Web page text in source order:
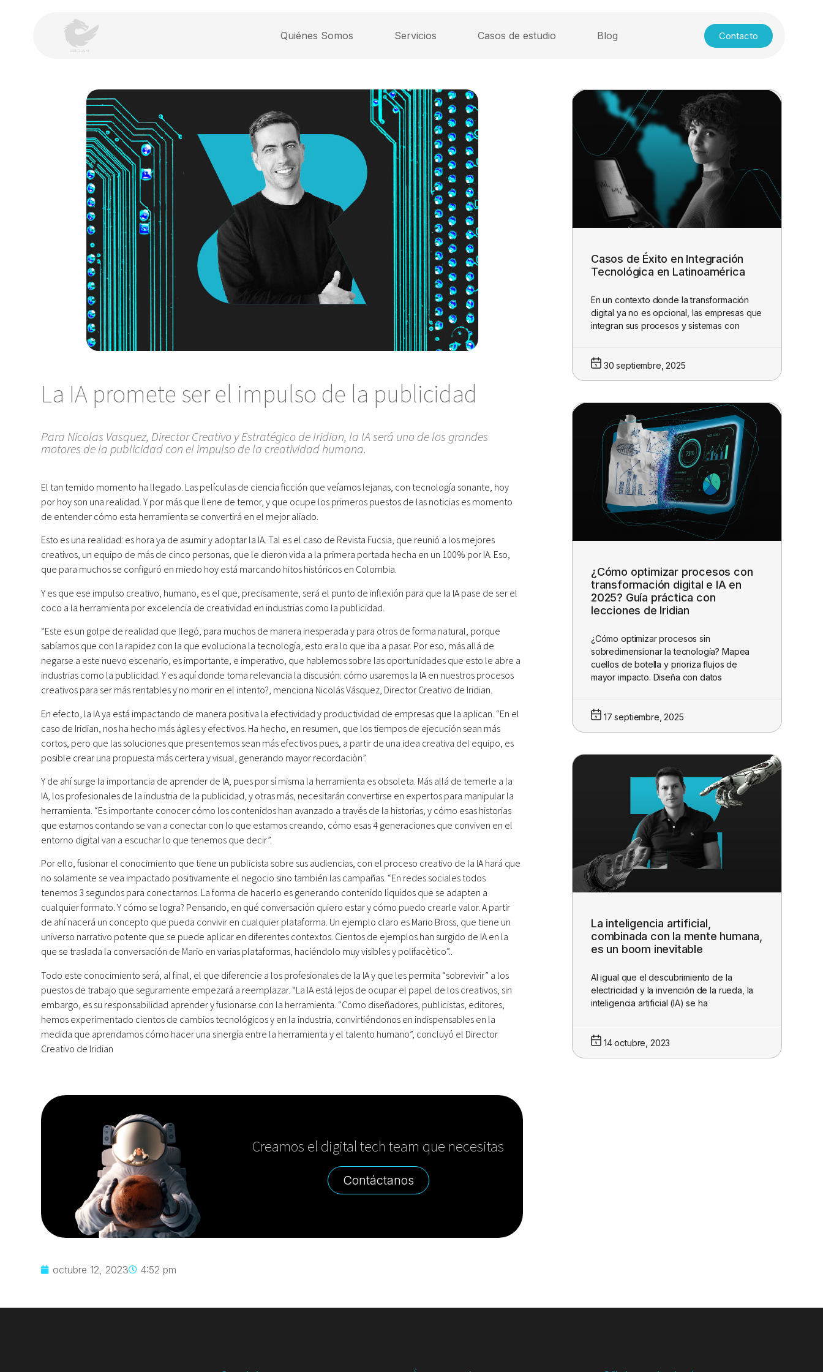
Quiénes Somos Servicios Casos de estudio Blog Contacto
La IA promete ser el impulso de la publicidad
Para Nicolas Vasquez, Director Creativo y Estratégico de Iridian, la IA será uno de los grandes
motores de la publicidad con el impulso de la creatividad humana.
El tan temido momento ha llegado. Las películas de ciencia ficción que veíamos lejanas, con tecnología sonante, hoy
por hoy son una realidad. Y por más que llene de temor, y que ocupe los primeros puestos de las noticias es momento
de entender cómo esta herramienta se convertirá en el mejor aliado.
Esto es una realidad: es hora ya de asumir y adoptar la IA. Tal es el caso de Revista Fucsia, que reunió a los mejores
creativos, un equipo de más de cinco personas, que le dieron vida a la primera portada hecha en un 100% por IA. Eso,
que para muchos se configuró en miedo hoy está marcando hitos históricos en Colombia.
Y es que ese impulso creativo, humano, es el que, precisamente, será el punto de inflexión para que la IA pase de ser el
coco a la herramienta por excelencia de creatividad en industrias como la publicidad.
“Este es un golpe de realidad que llegó, para muchos de manera inesperada y para otros de forma natural, porque
sabíamos que con la rapidez con la que evoluciona la tecnología, esto era lo que iba a pasar. Por eso, más allá de
negarse a este nuevo escenario, es importante, e imperativo, que hablemos sobre las oportunidades que esto le abre a
industrias como la publicidad. Y es aquí donde toma relevancia la discusión: cómo usaremos la IA en nuestros procesos
creativos para ser más rentables y no morir en el intento?, menciona Nicolás Vásquez, Director Creativo de Iridian.
En efecto, la IA ya está impactando de manera positiva la efectividad y productividad de empresas que la aplican. “En el
caso de Iridian, nos ha hecho más ágiles y efectivos. Ha hecho, en resumen, que los tiempos de ejecución sean más
cortos, pero que las soluciones que presentemos sean más efectivos pues, a partir de una idea creativa del equipo, es
posible crear una propuesta más certera y visual, generando mayor recordaciòn”.
Y de ahí surge la importancia de aprender de IA, pues por sí misma la herramienta es obsoleta. Más allá de temerle a la
IA, los profesionales de la industria de la publicidad, y otras más, necesitarán convertirse en expertos para manipular la
herramienta. “Es importante conocer cómo los contenidos han avanzado a través de la historias, y cómo esas historias
que estamos contando se van a conectar con lo que estamos creando, cómo esas 4 generaciones que conviven en el
entorno digital van a escuchar lo que tenemos que decir”.
Por ello, fusionar el conocimiento que tiene un publicista sobre sus audiencias, con el proceso creativo de la IA hará que
no solamente se vea impactado positivamente el negocio sino también las campañas. “En redes sociales todos
tenemos 3 segundos para conectarnos. La forma de hacerlo es generando contenido lìquidos que se adapten a
cualquier formato. Y cómo se logra? Pensando, en qué conversación quiero estar y cómo puedo crearle valor. A partir
de ahí nacerá un concepto que pueda convivir en cualquier plataforma. Un ejemplo claro es Mario Bross, que tiene un
universo narrativo potente que se puede aplicar en diferentes contextos. Cientos de ejemplos han surgido de IA en la
que se traslada la conversación de Mario en varias plataformas, haciéndolo muy visibles y polifacètico”..
Todo este conocimiento será, al final, el que diferencie a los profesionales de la IA y que les permita “sobrevivir” a los
puestos de trabajo que seguramente empezará a reemplazar. “La IA está lejos de ocupar el papel de los creativos, sin
embargo, es su responsabilidad aprender y fusionarse con la herramienta. “Como diseñadores, publicistas, editores,
hemos experimentado cientos de cambios tecnológicos y en la industria, convirtiéndonos en indispensables en la
medida que aprendamos cómo hacer una sinergía entre la herramienta y el talento humano”, concluyó el Director
Creativo de Iridian
Creamos el digital tech team que necesitas
Contáctanos
octubre 12, 2023 4:52 pm
Casos de Éxito en Integración
Tecnológica en Latinoamérica
En un contexto donde la transformación
digital ya no es opcional, las empresas que
integran sus procesos y sistemas con
30 septiembre, 2025
¿Cómo optimizar procesos con
transformación digital e IA en
2025? Guía práctica con
lecciones de Iridian
¿Cómo optimizar procesos sin
sobredimensionar la tecnología? Mapea
cuellos de botella y prioriza flujos de
mayor impacto. Diseña con datos
17 septiembre, 2025
La inteligencia artificial,
combinada con la mente humana,
es un boom inevitable
Al igual que el descubrimiento de la
electricidad y la invención de la rueda, la
inteligencia artificial (IA) se ha
14 octubre, 2023